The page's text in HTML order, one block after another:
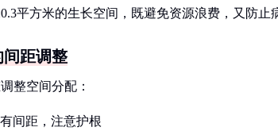
平方米的生长空间，既避免资源浪费，又防止
距调整
整空间分配：
间距，注意护根